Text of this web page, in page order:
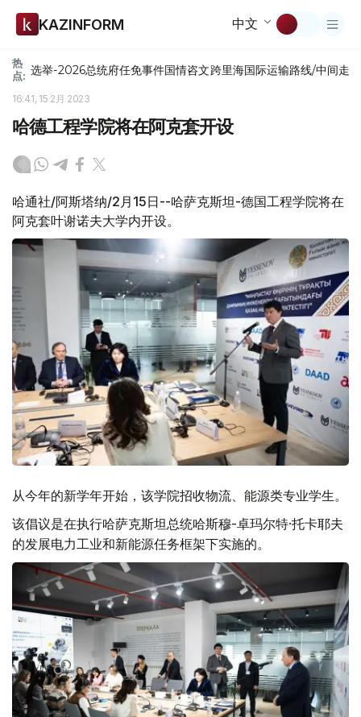
KAZINFORM 中文
热
点: 选举-2026总统府任免事件国情咨文跨里海国际运输路线/中间走廊
16:41, 15 2月 2023
哈德工程学院将在阿克套开设
哈通社/阿斯塔纳/2月15日--哈萨克斯坦-德国工程学院将在
阿克套叶谢诺夫大学内开设。
从今年的新学年开始，该学院招收物流、能源类专业学生。
该倡议是在执行哈萨克斯坦总统哈斯穆-卓玛尔特·托卡耶夫
的发展电力工业和新能源任务框架下实施的。